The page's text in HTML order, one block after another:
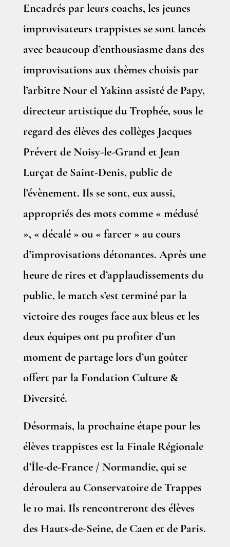
Encadrés par leurs coachs, les jeunes
improvisateurs trappistes se sont lancés
avec beaucoup d’enthousiasme dans des
improvisations aux thèmes choisis par
l’arbitre Nour el Yakinn assisté de Papy,
directeur artistique du Trophée, sous le
regard des élèves des collèges Jacques
Prévert de Noisy-le-Grand et Jean
Lurçat de Saint-Denis, public de
l’évènement. Ils se sont, eux aussi,
appropriés des mots comme « médusé
», « décalé » ou « farcer » au cours
d’improvisations détonantes. Après une
heure de rires et d’applaudissements du
public, le match s’est terminé par la
victoire des rouges face aux bleus et les
deux équipes ont pu profiter d’un
moment de partage lors d’un goûter
offert par la Fondation Culture &
Diversité.
Désormais, la prochaine étape pour les
élèves trappistes est la Finale Régionale
d’Île-de-France / Normandie, qui se
déroulera au Conservatoire de Trappes
le 10 mai. Ils rencontreront des élèves
des Hauts-de-Seine, de Caen et de Paris.